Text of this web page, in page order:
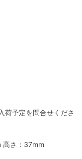
荷予定を問合せくださ
高さ：37mm